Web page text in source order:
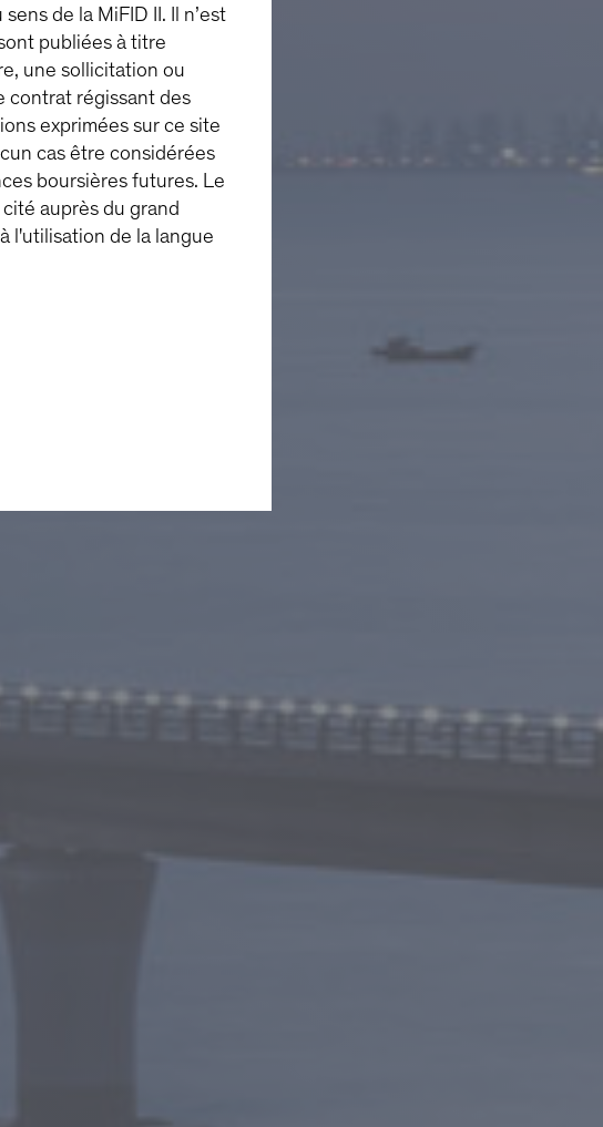
de la MiFID II. Il n’est
publiées à titre
une sollicitation ou
contrat régissant des
exprimées sur ce site
cas être considérées
boursières futures. Le
auprès du grand
l'utilisation de la langue